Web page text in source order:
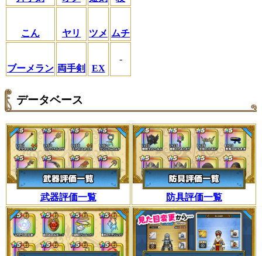
こん ヤリ ツメ ムチ
ブーメラン 両手剣 EX
-
データベース
武器評価一覧 防具評価一覧